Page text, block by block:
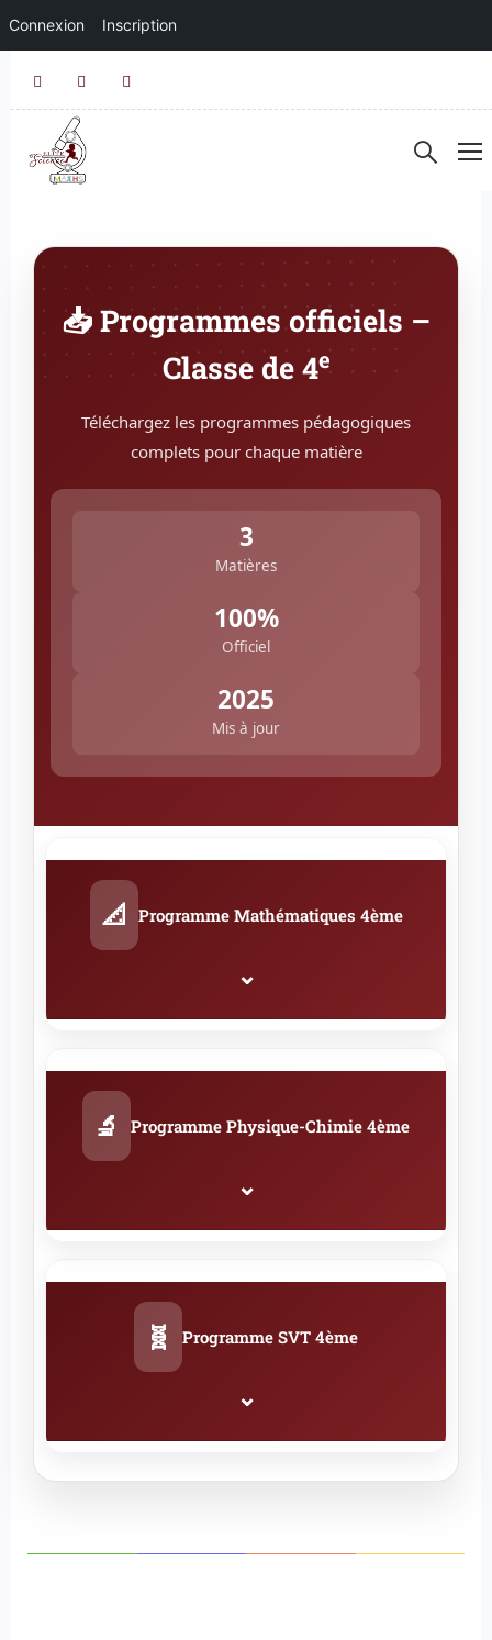
Connexion Inscription
📥 Programmes officiels –
Classe de 4e
Téléchargez les programmes pédagogiques
complets pour chaque matière
3
Matières
100%
Officiel
2025
Mis à jour
📐 Programme Mathématiques 4ème
⌄
🔬 Programme Physique-Chimie 4ème
⌄
⬇
🧬 Programme SVT 4ème
⌄